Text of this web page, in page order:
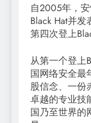
自2005年，
Black Hat并
第四次登上
从第一个登上
国网络安全最
股信念、一份
卓越的专业技
国乃至世界的